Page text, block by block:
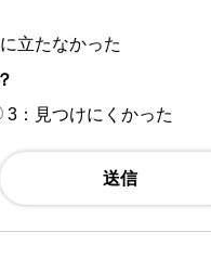
立たなかった
3：見つけにくかった